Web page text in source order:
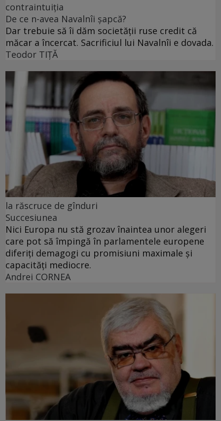
contraintuiția
De ce n-avea Navalnîi șapcă?
Dar trebuie să îi dăm societății ruse credit că
măcar a încercat. Sacrificiul lui Navalnîi e dovada.
Teodor TIŢĂ
la răscruce de gînduri
Succesiunea
Nici Europa nu stă grozav înaintea unor alegeri
care pot să împingă în parlamentele europene
diferiți demagogi cu promisiuni maximale și
capacități mediocre.
Andrei CORNEA